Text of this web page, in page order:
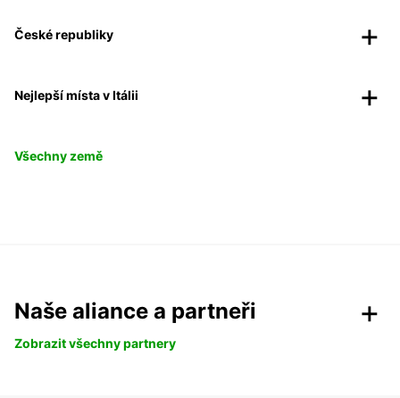
České republiky
Nejlepší místa v Itálii
Všechny země
Naše aliance a partneři
Zobrazit všechny partnery